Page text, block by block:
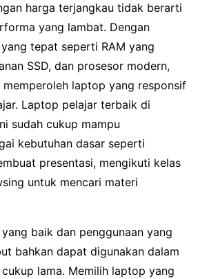
harga terjangkau tidak berarti
yang lambat. Dengan
tepat seperti RAM yang
SSD, dan prosesor modern,
laptop yang responsif
Laptop pelajar terbaik di
sudah cukup mampu
kebutuhan dasar seperti
presentasi, mengikuti kelas
untuk mencari materi
baik dan penggunaan yang
bahkan dapat digunakan dalam
lama. Memilih laptop yang